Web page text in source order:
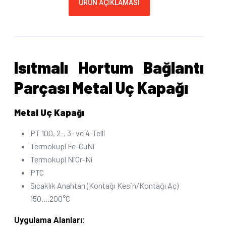
ÜRÜN AÇIKLAMASI
Isıtmalı Hortum Bağlantı
Parçası Metal Uç Kapağı
Metal Uç Kapağı
PT 100, 2-, 3- ve 4-Telli
Termokupl Fe-CuNi
Termokupl NiCr-Ni
PTC
Sıcaklık Anahtarı (Kontağı Kesin/Kontağı Aç)
150....200°C
Uygulama Alanları: